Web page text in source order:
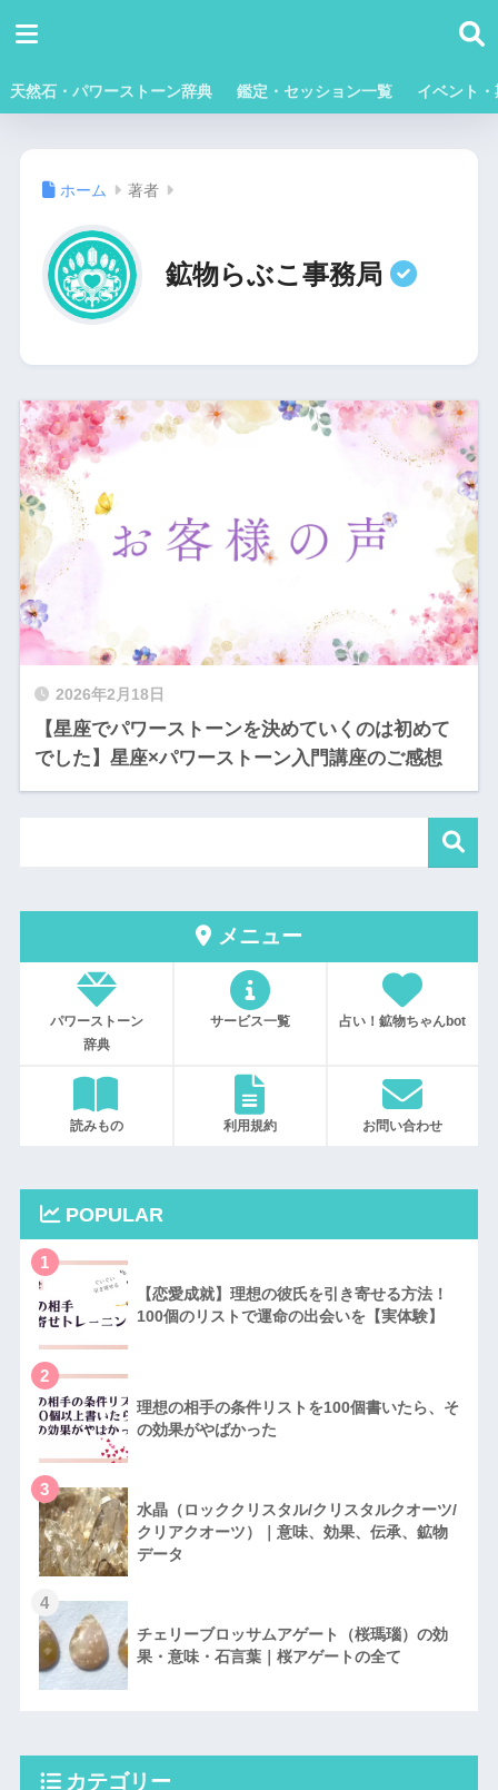
天然石・パワーストーン辞典 鑑定・セッション一覧 イベント
ホーム 著者
鉱物らぶこ事務局
2026年2月18日
【星座でパワーストーンを決めていくのは初めて
でした】星座×パワーストーン入門講座のご感想
メニュー
パワーストーン
辞典
サービス一覧 占い！鉱物ちゃんbot
読みもの 利用規約 お問い合わせ
POPULAR
1
【恋愛成就】理想の彼氏を引き寄せる方法！
100個のリストで運命の出会いを【実体験】
2
理想の相手の条件リストを100個書いたら、そ
の効果がやばかった
3
水晶（ロッククリスタル/クリスタルクオーツ/
クリアクオーツ）｜意味、効果、伝承、鉱物
データ
4
チェリーブロッサムアゲート（桜瑪瑙）の効
果・意味・石言葉｜桜アゲートの全て
カテゴリー